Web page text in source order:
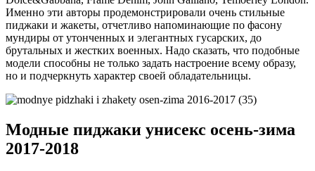
Именно эти авторы продемонстрировали очень стильные
пиджаки и жакеты, отчетливо напоминающие по фасону
мундиры от утонченных и элегантных гусарских, до
брутальных и жестких военных. Надо сказать, что подобные
модели способны не только задать настроение всему образу,
но и подчеркнуть характер своей обладательницы.
Модные пиджаки унисекс осень-зима
2017-2018